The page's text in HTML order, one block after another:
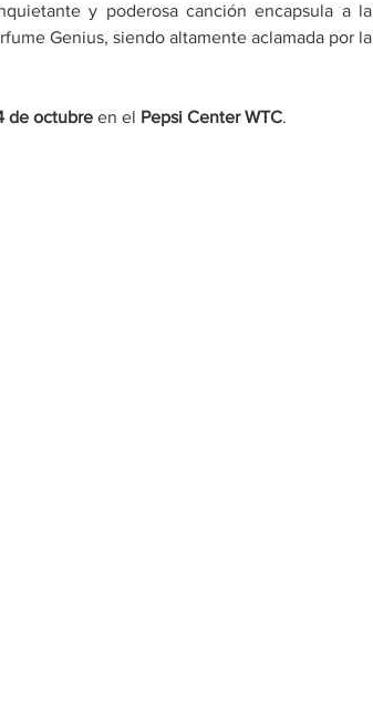
y poderosa canción encapsula a la
Genius, siendo altamente aclamada por la
de octubre en el Pepsi Center WTC.